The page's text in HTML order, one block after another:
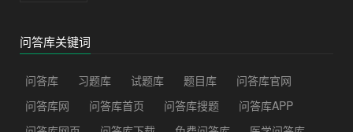
问答库关键词
问答库 习题库 试题库 题目库
问答库官网
问答库网
问答库首页 问答库搜题
问答库APP